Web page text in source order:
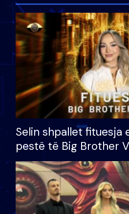
Selin shpallet fituesja
pestë të Big Brother
çmimin e madh prej